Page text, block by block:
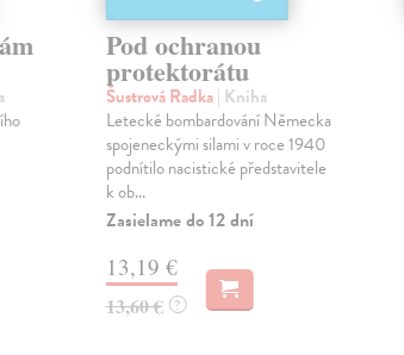
Pod ochranou
protektorátu
Šustrová Radka| Kniha
Letecké bombardování Německa
spojeneckými silami v roce 1940
podnítilo nacistické představitele
k ob...
Zasielame do 12 dní
13,19 €
13,60 € ?